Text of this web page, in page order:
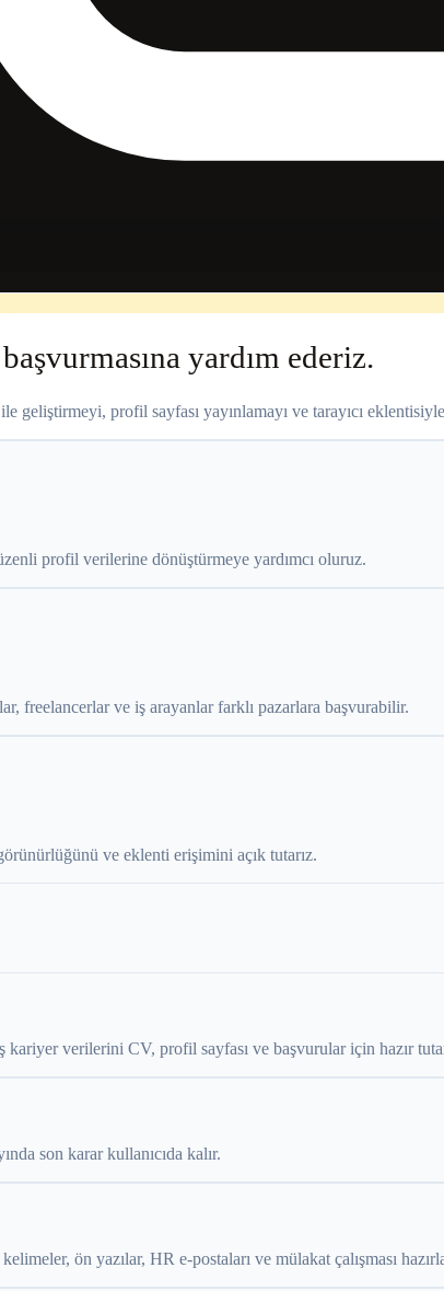
yardım ederiz.
geliştirmeyi, profil sayfası yayınlamayı ve tarayıcı
profil verilerine dönüştürmeye yardımcı oluruz.
freelancerlar ve iş arayanlar farklı pazarlara başvurabilir.
ve eklenti erişimini açık tutarız.
kariyer verilerini CV, profil sayfası ve başvurular için hazır
son karar kullanıcıda kalır.
ön yazılar, HR e-postaları ve mülakat çalışması